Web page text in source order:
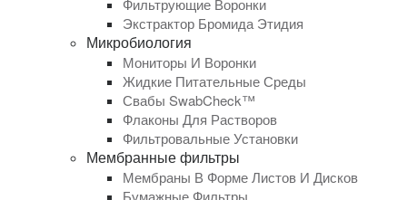
Фильтрующие Воронки
Экстрактор Бромида Этидия
Микробиология
Мониторы И Воронки
Жидкие Питательные Среды
Свабы SwabCheck™
Флаконы Для Растворов
Фильтровальные Установки
Мембранные фильтры
Мембраны В Форме Листов И Дисков
Бумажные Фильтры